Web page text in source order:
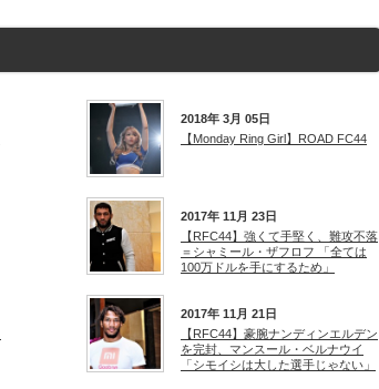
2018年 3月 05日
【Monday Ring Girl】ROAD FC44
2017年 11月 23日
【RFC44】強くて手堅く、難攻不落
＝シャミール・ザフロフ 「全ては
100万ドルを手にするため」
2017年 11月 21日
【RFC44】豪腕ナンディンエルデン
を完封、マンスール・ベルナウイ
「シモイシは大した選手じゃない」